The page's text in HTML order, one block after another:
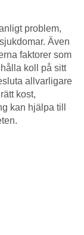
problem,
Även
faktorer som
koll på sitt
allvarligare
kost,
kan hjälpa till